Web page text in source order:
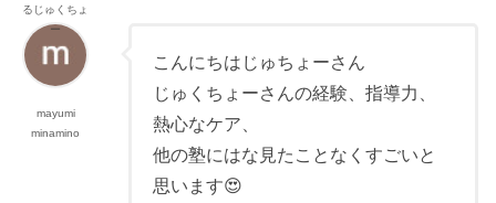
るじゅくちょ
ー
mayumi
minamino
こんにちはじゅちょーさん
じゅくちょーさんの経験、指導力、
熱心なケア、
他の塾にはな見たことなくすごいと
思います😍